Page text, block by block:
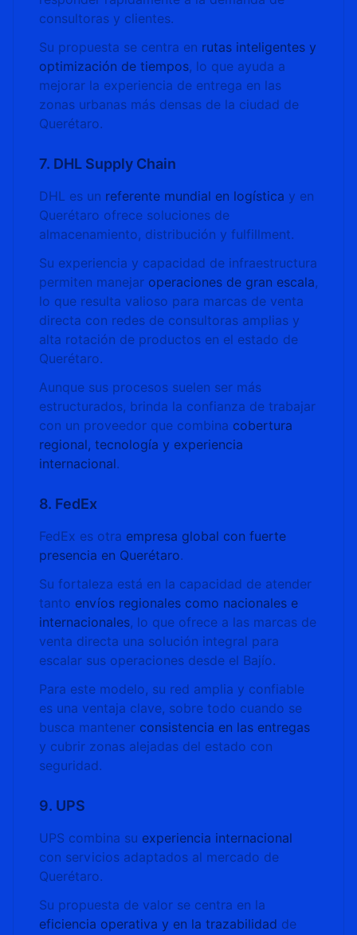
consultoras y clientes.
Su propuesta se centra en rutas inteligentes y
optimización de tiempos, lo que ayuda a
mejorar la experiencia de entrega en las
zonas urbanas más densas de la ciudad de
Querétaro.
7. DHL Supply Chain
DHL es un referente mundial en logística y en
Querétaro ofrece soluciones de
almacenamiento, distribución y fulfillment.
Su experiencia y capacidad de infraestructura
permiten manejar operaciones de gran escala,
lo que resulta valioso para marcas de venta
directa con redes de consultoras amplias y
alta rotación de productos en el estado de
Querétaro.
Aunque sus procesos suelen ser más
estructurados, brinda la confianza de trabajar
con un proveedor que combina cobertura
regional, tecnología y experiencia
internacional.
8. FedEx
FedEx es otra empresa global con fuerte
presencia en Querétaro.
Su fortaleza está en la capacidad de atender
tanto envíos regionales como nacionales e
internacionales, lo que ofrece a las marcas de
venta directa una solución integral para
escalar sus operaciones desde el Bajío.
Para este modelo, su red amplia y confiable
es una ventaja clave, sobre todo cuando se
busca mantener consistencia en las entregas
y cubrir zonas alejadas del estado con
seguridad.
9. UPS
UPS combina su experiencia internacional
con servicios adaptados al mercado de
Querétaro.
Su propuesta de valor se centra en la
eficiencia operativa y en la trazabilidad de